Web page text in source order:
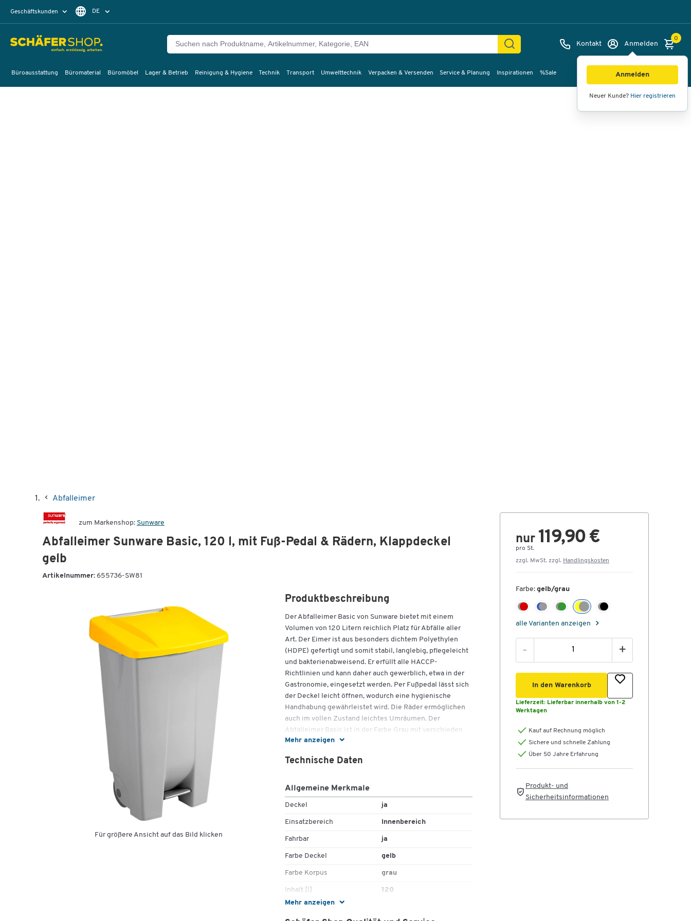
Geschäftskunden DE
Kontakt Anmelden
Anmelden
Neuer Kunde? Hier registrieren
0
Büroausstattung Büromaterial Büromöbel Lager & Betrieb Reinigung & Hygiene Technik Transport Umwelttechnik Verpacken & Versenden Service & Planung Inspirationen %Sale
Abfalleimer
zum Markenshop: Sunware
Abfalleimer Sunware Basic, 120 l, mit Fuß-Pedal & Rädern, Klappdeckel
gelb
Artikelnummer: 655736-SW81
Für größere Ansicht auf das Bild klicken
Mehr anzeigen
Produktbeschreibung
Der Abfalleimer Basic von Sunware bietet mit einem
Volumen von 120 Litern reichlich Platz für Abfälle aller
Art. Der Eimer ist aus besonders dichtem Polyethylen
(HDPE) gefertigt und somit stabil, langlebig, pflegeleicht
und bakterienabweisend. Er erfüllt alle HACCP-
Richtlinien und kann daher auch gewerblich, etwa in der
Gastronomie, eingesetzt werden. Per Fußpedal lässt sich
der Deckel leicht öffnen, wodurch eine hygienische
Handhabung gewährleistet wird. Die Räder ermöglichen
auch im vollen Zustand leichtes Umräumen. Der
Abfalleimer Basic ist in der Farbe Grau mit verschieden
farbigen Deckeln erhältlich und eignet sich so ideal für
Fassungsvolumen: 120 l
inkl. Klappdeckel
Deckelfarben: Blau, Grün, Gelb oder Schwarz
Mehr anzeigen
Technische Daten
Allgemeine Merkmale
Deckel ja
Einsatzbereich Innenbereich
Fahrbar ja
Farbe Deckel gelb
Farbe Korpus grau
Inhalt [l] 120
Inneneimer
nur 119,90 €
pro St.
zzgl. MwSt. zzgl. Handlingskosten
Farbe: gelb/grau
alle Varianten anzeigen
- +
In den Warenkorb
Lieferzeit: Lieferbar innerhalb von 1-2
Werktagen
Kauf auf Rechnung möglich
Sichere und schnelle Zahlung
Über 50 Jahre Erfahrung
Produkt- und
Sicherheitsinformationen
Bilder Videos 360°-Ansicht